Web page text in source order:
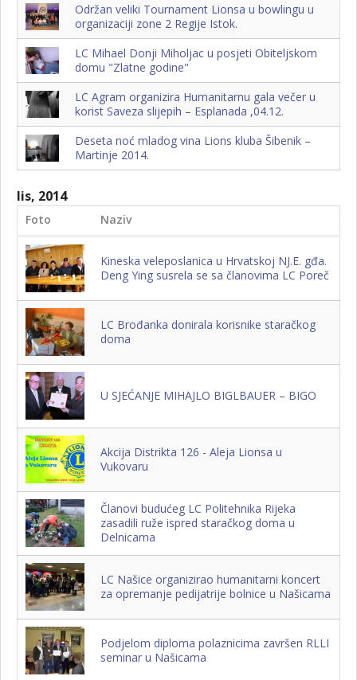
Održan veliki Tournament Lionsa u bowlingu u
organizaciji zone 2 Regije Istok.
LC Mihael Donji Miholjac u posjeti Obiteljskom
domu "Zlatne godine"
LC Agram organizira Humanitarnu gala večer u
korist Saveza slijepih – Esplanada ,04.12.
Deseta noć mladog vina Lions kluba Šibenik –
Martinje 2014.
lis, 2014
Foto Naziv
Kineska veleposlanica u Hrvatskoj NJ.E. gđa.
Deng Ying susrela se sa članovima LC Poreč
LC Brođanka donirala korisnike staračkog
doma
U SJEĆANJE MIHAJLO BIGLBAUER – BIGO
Akcija Distrikta 126 - Aleja Lionsa u
Vukovaru
Članovi budućeg LC Politehnika Rijeka
zasadili ruže ispred staračkog doma u
Delnicama
LC Našice organizirao humanitarni koncert
za opremanje pedijatrije bolnice u Našicama
Podjelom diploma polaznicima završen RLLI
seminar u Našicama